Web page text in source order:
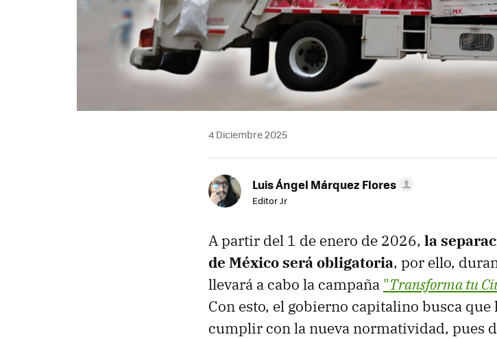
4 Diciembre 2025
Luis Ángel Márquez Flores
Editor Jr
A partir del 1 de enero de 2026, la
de México será obligatoria, por ello,
llevará a cabo la campaña "Transforma tu
Con esto, el gobierno capitalino busca
cumplir con la nueva normatividad, pues